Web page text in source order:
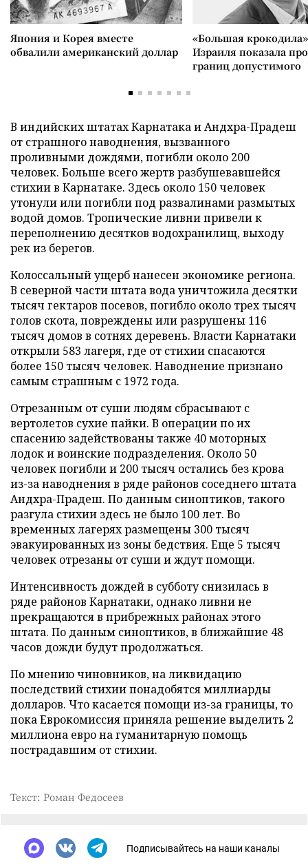
Япония и Корея вместе
обвалили американский доллар
«Большая
Израиля показала
границ допустимого
В индийских штатах Карнатака и Андхра-Прадеш
от страшного наводнения, вызванного
проливными дождями, погибли около 200
человек. Больше всего жертв разбушевавшейся
стихии в Карнатаке. Здесь около 150 человек
утонули или погибли под развалинами размытых
водой домов. Тропические ливни привели к
переполнению десятков водохранилищ, выходу
рек из берегов.
Колоссальный ущерб нанесен экономике региона.
В северной части штата вода уничтожила десятки
тысяч гектаров посевов, погибло около трех тысяч
голов скота, повреждены или разрушены 116
тысяч домов в сотнях деревень. Власти Карнатаки
открыли 583 лагеря, где от стихии спасаются
более 150 тысяч человек. Наводнение признано
самым страшным с 1972 года.
Отрезанным от суши людям сбрасывают с
вертолетов сухие пайки. В операции по их
спасению задействованы также 40 моторных
лодок и воинские подразделения. Около 50
человек погибли и 200 тысяч остались без крова
из-за наводнения в ряде районов соседнего штата
Андхра-Прадеш. По данным синоптиков, такого
разгула стихии здесь не было 100 лет. Во
временных лагерях размещены 300 тысяч
эвакуированных из зоны бедствия. Еще 5 тысяч
человек отрезаны от суши и ждут помощи.
Интенсивность дождей в субботу снизилась в
ряде районов Карнатаки, однако ливни не
прекращаются в прибрежных районах этого
штата. По данным синоптиков, в ближайшие 48
часов дожди будут продолжаться.
По мнению чиновников, на ликвидацию
последствий стихии понадобятся миллиарды
долларов. Что касается помощи из-за границы, то
пока Еврокомиссия приняла решение выделить 2
миллиона евро на гуманитарную помощь
пострадавшим от стихии.
Текст: Роман Федосеев
Подписывайтесь на наши каналы